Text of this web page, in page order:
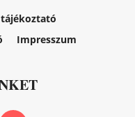
Impresszum